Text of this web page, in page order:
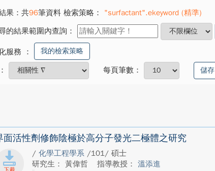
果：共96筆資料 檢索策略：
"surfactant".ekeyword (精準)
的結果範圍內查詢：
服務 ： 我的檢索策略
每頁筆數： 儲存
面活性劑修飾陰極於高分子發光二極體之研究
/化學工程學系 /101/ 碩士
研究生： 黃偉哲
指導教授：溫添進